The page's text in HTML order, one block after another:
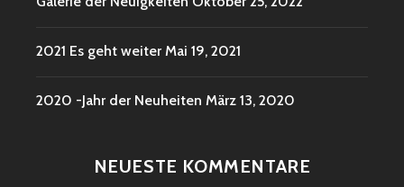
2021 Es geht weiter Mai 19, 2021
2020 -Jahr der Neuheiten März 13, 2020
NEUESTE KOMMENTARE